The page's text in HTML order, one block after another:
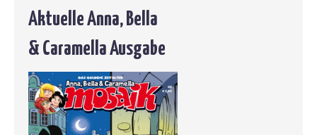
Aktuelle Anna, Bella
& Caramella Ausgabe